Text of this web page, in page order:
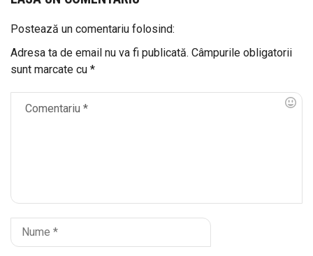
Postează un comentariu folosind:
Adresa ta de email nu va fi publicată. Câmpurile obligatorii
sunt marcate cu *